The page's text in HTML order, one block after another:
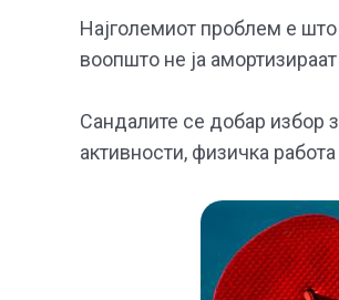
Најголемиот проблем е
воопшто не ја
Сандалите се добар избор
активности, физичка